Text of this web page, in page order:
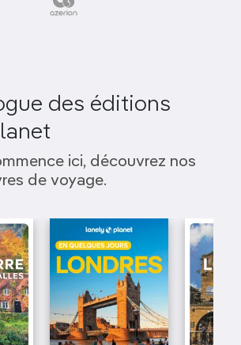
des éditions
ici, découvrez nos
de voyage.